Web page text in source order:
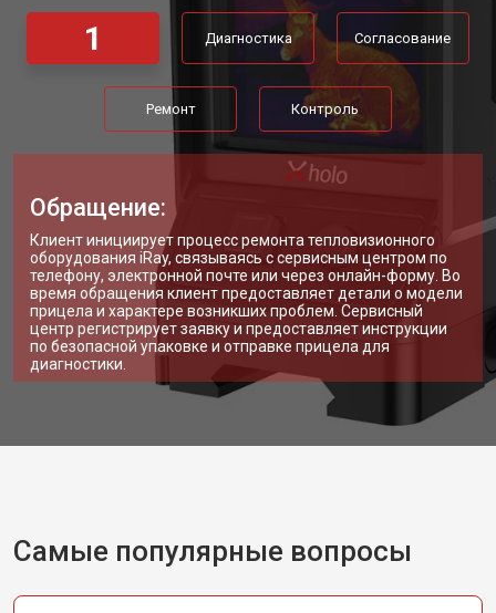
1 Диагностика Согласование
Ремонт Контроль
Обращение:
Клиент инициирует процесс ремонта тепловизионного
оборудования iRay, связываясь с сервисным центром по
телефону, электронной почте или через онлайн-форму. Во
время обращения клиент предоставляет детали о модели
прицела и характере возникших проблем. Сервисный
центр регистрирует заявку и предоставляет инструкции
по безопасной упаковке и отправке прицела для
диагностики.
Самые популярные вопросы